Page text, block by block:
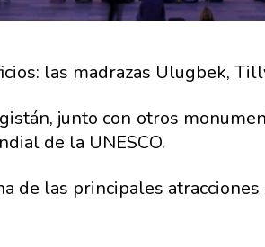
las madrazas Ulugbek,
junto con otros
de la UNESCO.
de las principales